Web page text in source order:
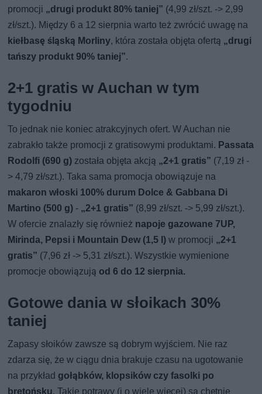
promocji „drugi produkt 80% taniej” (4,99 zł/szt. -> 2,99
zł/szt.). Między 6 a 12 sierpnia warto też zwrócić uwagę na
kiełbasę śląską Morliny, która została objęta ofertą „drugi
tańszy produkt 90% taniej”.
2+1 gratis w Auchan w tym
tygodniu
To jednak nie koniec atrakcyjnych ofert. W Auchan nie
zabrakło także promocji z gratisowymi produktami. Passata
Rodolfi (690 g) została objęta akcją „2+1 gratis” (7,19 zł -
> 4,79 zł/szt.). Taka sama promocja obowiązuje na
makaron włoski 100% durum Dolce & Gabbana Di
Martino (500 g) - „2+1 gratis” (8,99 zł/szt. -> 5,99 zł/szt.).
W ofercie znalazły się również napoje gazowane 7UP,
Mirinda, Pepsi i Mountain Dew (1,5 l) w promocji „2+1
gratis” (7,96 zł -> 5,31 zł/szt.). Wszystkie wymienione
promocje obowiązują od 6 do 12 sierpnia.
Gotowe dania w słoikach 30%
taniej
Zapasy słoików zawsze są dobrym wyjściem. Nie raz
zdarza się, że w ciągu dnia brakuje czasu na ugotowanie
na przykład gołąbków, klopsików czy fasolki po
bretońsku. Takie potrawy (i o wiele więcej) są chętnie